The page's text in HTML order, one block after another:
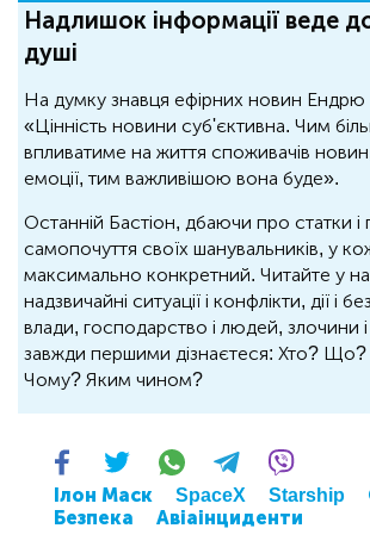
Надлишок інформації веде
душі
На думку знавця ефірних новин
«Цінність новини суб'єктивна. Чим
впливатиме на життя споживачів
емоції, тим важливішою вона буде».
Останній Бастіон, дбаючи про статки і
самопочуття своїх шанувальників, у
максимально конкретний. Читайте у
надзвичайні ситуації і конфлікти, дії і
влади, господарство і людей, злочини
завжди першими дізнаєтеся: Хто?
Чому? Яким чином?
Ілон Маск SpaceX Starship
Безпека
Авіаінциденти